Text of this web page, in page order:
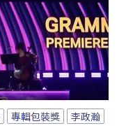
專輯包裝獎
李政瀚